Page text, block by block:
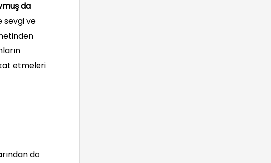
da
sevgi ve
etmeleri
da